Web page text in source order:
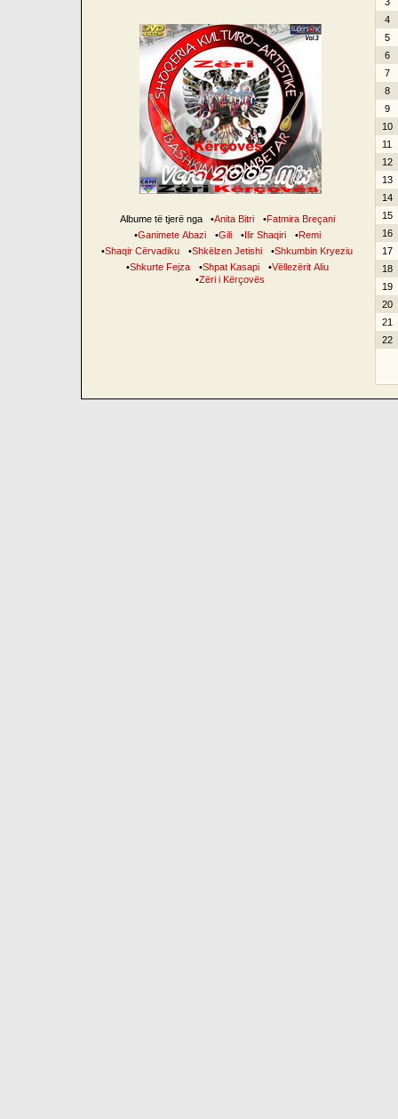
Albume të tjerë nga •Anita Bitri •Fatmira Breçani
•Ganimete Abazi •Gili •Ilir Shaqiri •Remi
•Shaqir Cërvadiku •Shkëlzen Jetishi •Shkumbin Kryeziu
•Shkurte Fejza •Shpat Kasapi •Vëllezërit Aliu
•Zëri i Kërçovës
4
5
6
7
8
9
10
11
12
13
14
15
16
17
18
19
20
21
22